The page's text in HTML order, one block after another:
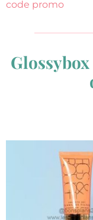
code promo